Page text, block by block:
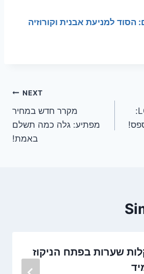
הסוד למניעת אבנית וקורוזיה
טכנאי מדיחי כלים LG:
NEXT
מקרר חדש במחיר
מפתיע: גלה כמה תשלם
באמת!
שערות בפתח הניקוז